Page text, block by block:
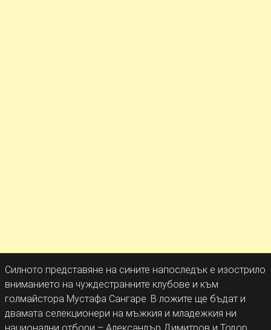
Силното представяне на сините напоследък е изострило
вниманието на чуждестранните клубове и към
голмайстора Мустафа Сангаре. В ложите ще бъдат и
двамата селекционери на мъжкия и младежкия ни